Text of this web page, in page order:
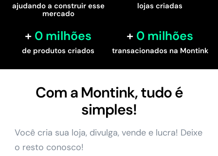
ajudando a construir esse
mercado
lojas criadas
de produtos criados
0 milhões
transacionados na Montink
0 milhões
Com a Montink, tudo é
simples!
Você cria sua loja, divulga, vende e lucra! Deixe
o resto conosco!